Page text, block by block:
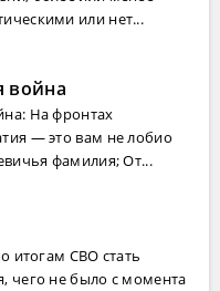
или нет...
война
На фронтах
— это вам не лобио
фамилия; От...
итогам СВО стать
чего не было с момента